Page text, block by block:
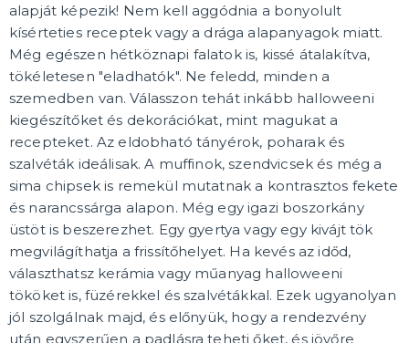
MIT TALÁLHAT MÉG NÁLUNK?
Vasalható transzferek
Viccelemek
Társasjátékok
Felfújható
Varázstrükkök
Vicces feliratok és WC-ülőkék
TÖBB KATEGÓRIA
🎭 EGÉSZ ÉVBEN ÜNNEPELÜNK
Szent Valentin nap 14.2.
Mardi Gras és karneválok
Szent Patrik napja 17.3.
Húsvét
Oktoberfest
Halloween
Szent Miklós napja
Karácsonyi
Szilveszter
TÖBB KATEGÓRIA
🎈 PARTIK ÉS ÜNNEPSÉGEK AZ ÖNÖK SZERINT!
Partik és ünnepségek típusonként
Gyermekparti
Tematikus bulik
alapját képezik! Nem kell aggódnia a bonyolult
kísérteties receptek vagy a drága alapanyagok miatt.
Még egészen hétköznapi falatok is, kissé átalakítva,
tökéletesen "eladhatók". Ne feledd, minden a
szemedben van. Válasszon tehát inkább halloweeni
kiegészítőket és dekorációkat, mint magukat a
recepteket. Az eldobható tányérok, poharak és
szalvéták ideálisak. A muffinok, szendvicsek és még a
sima chipsek is remekül mutatnak a kontrasztos fekete
és narancssárga alapon. Még egy igazi boszorkány
üstöt is beszerezhet. Egy gyertya vagy egy kivájt tök
megvilágíthatja a frissítőhelyet. Ha kevés az időd,
választhatsz kerámia vagy műanyag halloweeni
tököket is, füzérekkel és szalvétákkal. Ezek ugyanolyan
jól szolgálnak majd, és előnyük, hogy a rendezvény
után egyszerűen a padlásra teheti őket, és jövőre